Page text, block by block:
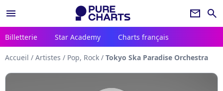
menu newsletter search
Billetterie Star Academy Charts français
Accueil / Artistes / Pop, Rock / Tokyo Ska Paradise Orchestra